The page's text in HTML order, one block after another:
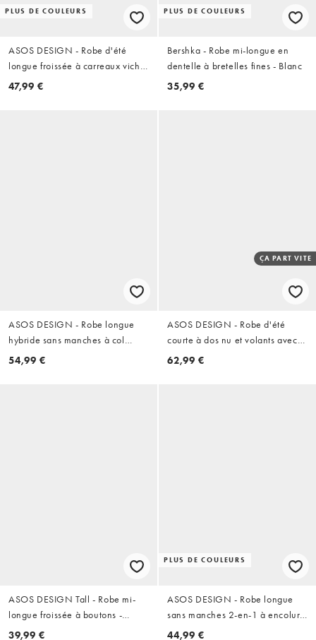
PLUS DE COULEURS
ASOS DESIGN - Robe d'été
longue froissée à carreaux vichy
avec encolure dégagée et taille
47,99 €
PLUS DE COULEURS
Bershka - Robe mi-longue en
dentelle à bretelles fines - Blanc
35,99 €
ASOS DESIGN - Robe longue
hybride sans manches à col
montant - Blanc
54,99 €
ÇA PART VITE
ASOS DESIGN - Robe d'été
courte à dos nu et volants avec
passepoil épais - Rouille
62,99 €
ASOS DESIGN Tall - Robe mi-
longue froissée à boutons -
Rouge
39,99 €
PLUS DE COULEURS
ASOS DESIGN - Robe longue
sans manches 2-en-1 à encolure
dégagée - Chocolat chaud
44,99 €